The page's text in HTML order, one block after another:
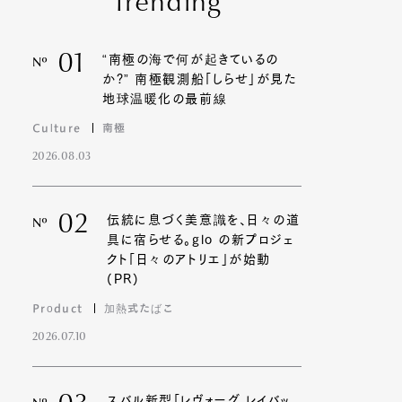
Nº 01
“南極の海で何が起きているの
か?” 南極観測船「しらせ」が見た
地球温暖化の最前線
Culture 南極
2026.08.03
Nº 02
伝統に息づく美意識を、日々の道
具に宿らせる。glo の新プロジェ
クト「日々のアトリエ」が始動
(PR)
Product 加熱式たばこ
2026.07.10